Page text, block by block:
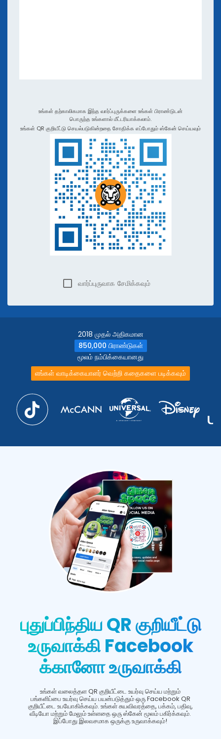
உங்கள் தற்காலிகமாக இந்த வார்ப்புருக்களை உங்கள் பிராண்டுடன்
பொருந்த உங்களால் மீட்டரியாக்கலாம்.
உங்கள் QR குறியீட்டு செயல்படுகின்றதை சோதிக்க எப்போதும் ஸ்கேன் செய்யவும்
வார்ப்புருவாக சேமிக்கவும்
2018 முதல் அதிகமான
850,000 பிராண்டுகள்
மூலம் நம்பிக்கையானது
எங்கள் வாடிக்கையாளர் வெற்றி கதைகளை படிக்கவும்
புதுப்பிந்திய QR குறியீட்டு
உருவாக்கி Facebook
க்கானோ உருவாக்கி
உங்கள் வலைத்தள QR குறியீட்டை உயர்வு செய்ய மற்றும்
பங்களிப்பை உயர்வு செய்ய பயன்படுத்தும் ஒரு Facebook QR
குறியீட்டை உபயோகிக்கவும். உங்கள் சுயவிவரத்தை, பக்கம், பதிவு,
வீடியோ மற்றும் மேலும் உள்ளதை ஒரு ஸ்கேன் மூலம் பகிர்க்கவும்.
இப்போது இலவசமாக ஒருக்கு உருவாக்கவும்!